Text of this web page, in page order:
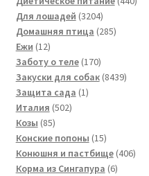
Для лошадей 32043204
товара
Домашняя птица 285285
Ежи 1212
товаров
Заботу о теле 170170
товаров
Закуски для собак 84398439
Защита сада 11
Италия 502502
Козы 8585
товаров
Конские попоны 1515
товаров
Конюшня и пастбище 406406
Корма из Сингапура 66